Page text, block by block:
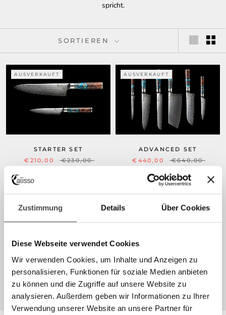
Zustimmung Details Über Cookies
Diese Webseite verwendet Cookies
Wir verwenden Cookies, um Inhalte und Anzeigen zu
personalisieren, Funktionen für soziale Medien anbieten
zu können und die Zugriffe auf unsere Website zu
analysieren. Außerdem geben wir Informationen zu Ihrer
Verwendung unserer Website an unsere Partner für
spricht.
SORTIEREN
AUSVERKAUFT
STARTER SET
€210,00
€230,00
AUSVERKAUFT
ADVANCED SET
€440,00
€640,00